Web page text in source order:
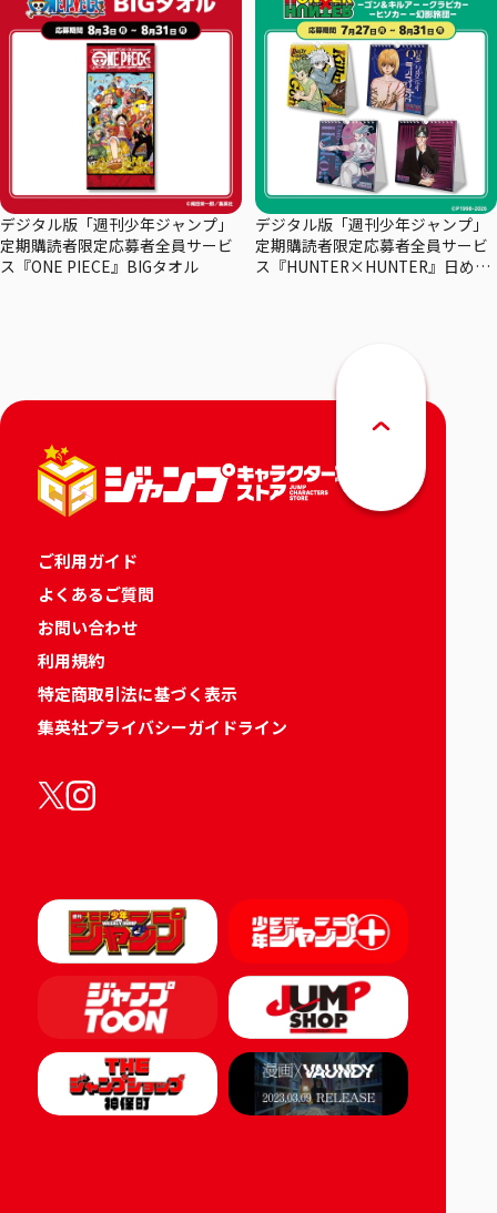
デジタル版「週刊少年ジャンプ」
定期購読者限定応募者全員サービ
ス『ONE PIECE』BIGタオル
デジタル版「週刊少年ジャンプ」
定期購読者限定応募者全員サービ
ス『HUNTER×HUNTER』日めく
ご利用ガイド
よくあるご質問
お問い合わせ
利用規約
特定商取引法に基づく表示
集英社プライバシーガイドライン